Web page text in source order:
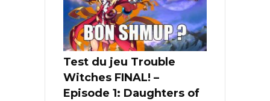
Test du jeu Trouble
Witches FINAL! –
Episode 1: Daughters of